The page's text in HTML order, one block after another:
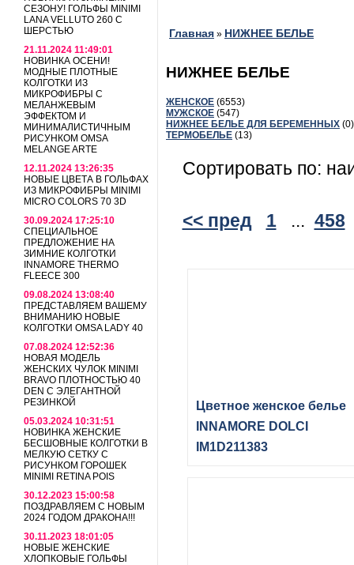
СЕЗОНУ! ГОЛЬФЫ MINIMI
LANA VELLUTO 260 С
ШЕРСТЬЮ
21.11.2024 11:49:01
НОВИНКА ОСЕНИ!
МОДНЫЕ ПЛОТНЫЕ
КОЛГОТКИ ИЗ
МИКРОФИБРЫ С
МЕЛАНЖЕВЫМ
ЭФФЕКТОМ И
МИНИМАЛИСТИЧНЫМ
РИСУНКОМ OMSA
MELANGE ARTE
12.11.2024 13:26:35
НОВЫЕ ЦВЕТА В ГОЛЬФАХ
ИЗ МИКРОФИБРЫ MINIMI
MICRO COLORS 70 3D
30.09.2024 17:25:10
СПЕЦИАЛЬНОЕ
ПРЕДЛОЖЕНИЕ НА
ЗИМНИЕ КОЛГОТКИ
INNAMORE THERMO
FLEECE 300
09.08.2024 13:08:40
ПРЕДСТАВЛЯЕМ ВАШЕМУ
ВНИМАНИЮ НОВЫЕ
КОЛГОТКИ OMSA LADY 40
07.08.2024 12:52:36
НОВАЯ МОДЕЛЬ
ЖЕНСКИХ ЧУЛОК MINIMI
BRAVO ПЛОТНОСТЬЮ 40
DEN С ЭЛЕГАНТНОЙ
РЕЗИНКОЙ
05.03.2024 10:31:51
НОВИНКА ЖЕНСКИЕ
БЕСШОВНЫЕ КОЛГОТКИ В
МЕЛКУЮ СЕТКУ С
РИСУНКОМ ГОРОШЕК
MINIMI RETINA POIS
30.12.2023 15:00:58
ПОЗДРАВЛЯЕМ С НОВЫМ
2024 ГОДОМ ДРАКОНА!!!
30.11.2023 18:01:05
НОВЫЕ ЖЕНСКИЕ
ХЛОПКОВЫЕ ГОЛЬФЫ
Главная » НИЖНЕЕ БЕЛЬЕ
НИЖНЕЕ БЕЛЬЕ
ЖЕНСКОЕ (6553)
МУЖСКОЕ (547)
НИЖНЕЕ БЕЛЬЕ ДЛЯ БЕРЕМЕННЫХ (0)
ТЕРМОБЕЛЬЕ (13)
Сортировать по:
<< пред 1... 458
Цветное женское белье
INNAMORE DOLCI
IM1D211383